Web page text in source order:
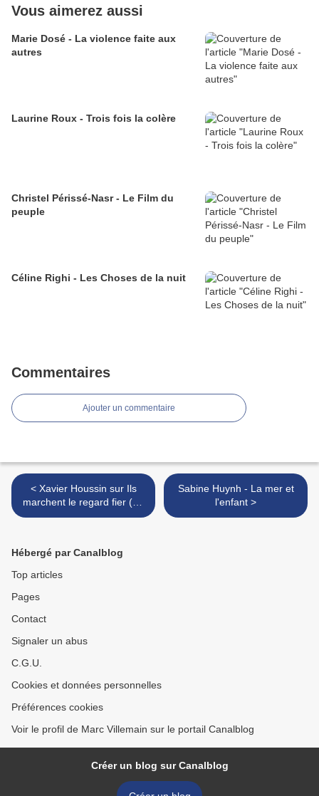
Vous aimerez aussi
Marie Dosé - La violence faite aux
autres
Laurine Roux - Trois fois la colère
Christel Périssé-Nasr - Le Film du
peuple
Céline Righi - Les Choses de la nuit
Commentaires
Ajouter un commentaire
< Xavier Houssin sur Ils
marchent le regard fier (Le
Monde)
Sabine Huynh - La mer et
l'enfant >
Hébergé par Canalblog
Top articles
Pages
Contact
Signaler un abus
C.G.U.
Cookies et données personnelles
Préférences cookies
Voir le profil de Marc Villemain sur le portail Canalblog
Créer un blog sur Canalblog